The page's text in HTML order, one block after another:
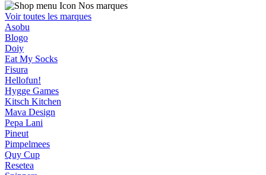
Nos marques
Voir toutes les marques
Asobu
Blogo
Doiy
Eat My Socks
Fisura
Hellofun!
Hygge Games
Kitsch Kitchen
Mava Design
Pepa Lani
Pineut
Pimpelmees
Quy Cup
Resetea